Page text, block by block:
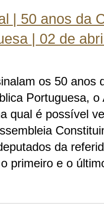
| 50 anos da
| 02 de
os 50 anos
Portuguesa,
qual é possível
da
primeiro e o